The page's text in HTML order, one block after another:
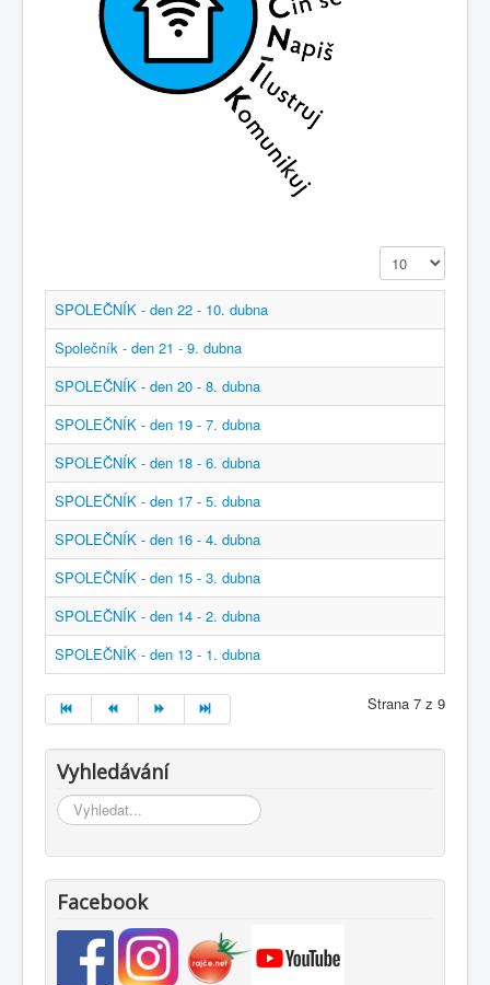
Zobrazit
SPOLEČNÍK - den 22 - 10. dubna
Společník - den 21 - 9. dubna
SPOLEČNÍK - den 20 - 8. dubna
SPOLEČNÍK - den 19 - 7. dubna
SPOLEČNÍK - den 18 - 6. dubna
SPOLEČNÍK - den 17 - 5. dubna
SPOLEČNÍK - den 16 - 4. dubna
SPOLEČNÍK - den 15 - 3. dubna
SPOLEČNÍK - den 14 - 2. dubna
SPOLEČNÍK - den 13 - 1. dubna
Strana 7 z 9
Vyhledávání
Vyhledávání...
Facebook